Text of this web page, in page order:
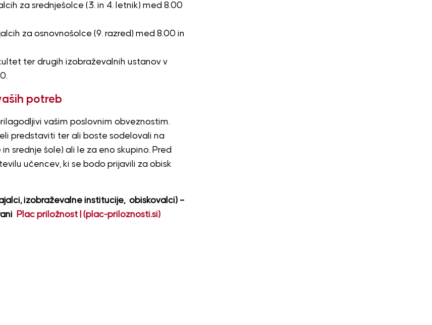
za srednješolce (3. in 4. letnik) med 8.00
za osnovnošolce (9. razred) med 8.00 in
ter drugih izobraževalnih ustanov v
potreb
vašim poslovnim obveznostim.
predstaviti ter ali boste sodelovali na
srednje šole) ali le za eno skupino. Pred
učencev, ki se bodo prijavili za obisk
izobraževalne institucije, obiskovalci) –
Plac priložnost | (plac-priloznosti.si)